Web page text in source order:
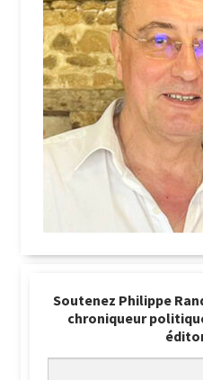
Soutenez Philippe
chroniqueur